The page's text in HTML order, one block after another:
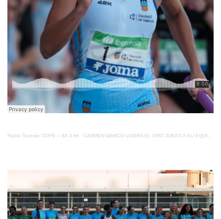
Radio Sureste COPE – 88.3 fm · CARMEN MARCO LOGRA EL ORO JUNTO A SU EQUIPO EN EL CAMPEONATO DE ESPAÑA POR CLUBES